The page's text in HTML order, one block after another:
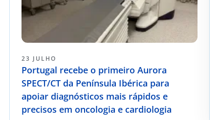
23 JULHO
Portugal recebe o primeiro Aurora
SPECT/CT da Península Ibérica para
apoiar diagnósticos mais rápidos e
precisos em oncologia e cardiologia